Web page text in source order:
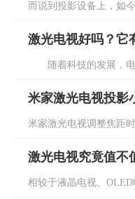
而说到投影设备上，如
激光电视好吗？它
随着科技的发展，电
米家激光电视投影
米家激光电视调整焦距
激光电视究竟值不
相较于液晶电视、